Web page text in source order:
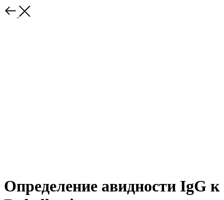
Определение авидности IgG к